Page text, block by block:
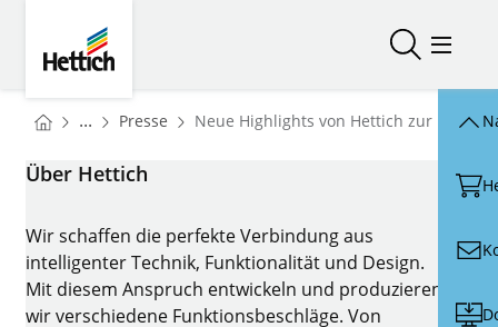
SucheMenü
You are here:
Startseite
... Presse Startseite
Neue Highlights von Hettich zur
Über Hettich
Wir schaffen die perfekte Verbindung aus
intelligenter Technik, Funktionalität und Design.
Mit diesem Anspruch entwickeln und produzieren
wir verschiedene Funktionsbeschläge. Von